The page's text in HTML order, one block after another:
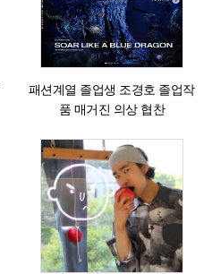
패션계열 졸업생 조경호 졸업작
품 매거진 의상 협찬